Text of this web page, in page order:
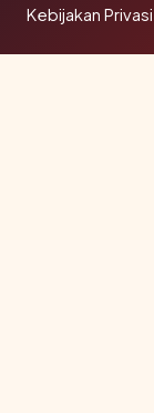
Kebijakan Privasi